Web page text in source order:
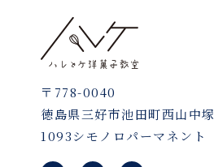
〒778-0040
徳島県三好市池田町西山中塚
1093シモノロパーマネント